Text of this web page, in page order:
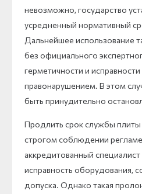
невозможно, государство
усредненный нормативный
Дальнейшее использование
без официального
герметичности и исправности
правонарушением. В этом
быть принудительно
Продлить срок службы
строгом соблюдении
аккредитованный
исправность оборудования,
допуска. Однако такая